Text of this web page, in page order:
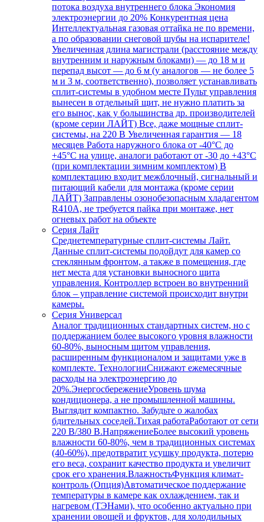
потока воздуха внутреннего блока Экономия
электроэнергии до 20% Конкурентная цена
Интеллектуальная газовая оттайка не по времени,
а по образовании снеговой шубы на испарителе!
Увеличенная длина магистрали (расстояние между
внутренним и наружным блоками) — до 18 м и
перепад высот — до 6 м (у аналогов — не более 5
м и 3 м, соответственно), позволяет устанавливать
сплит-системы в удобном месте Пульт управления
вынесен в отдельный щит, не нужно платить за
его вынос, как у большинства др. производителей
(кроме серии ЛАЙТ) Все, даже мощные сплит-
системы, на 220 В Увеличенная гарантия — 18
месяцев Работа наружного блока от -40°С до
+45°С на улице, аналоги работают от -30 до +43°С
(при комплектации зимним комплектом) В
комплектацию входит межблочный, сигнальный и
питающий кабели для монтажа (кроме серии
ЛАЙТ) Заправлены озонобезопасным хладагентом
R410A, не требуется пайка при монтаже, нет
огневых работ на объекте
Серия Лайт
Среднетемпературные сплит-системы Лайт.
Данные сплит-системы подойдут для камер со
стеклянным фронтом, а также в помещения, где
нет места для установки выносного щита
управления. Контроллер встроен во внутренний
блок – управление системой происходит внутри
камеры.
Серия Универсал
Аналог традиционных стандартных систем, но с
поддержанием более высокого уровня влажности
60-80%, выносным щитом управления,
расширенным функционалом и защитами уже в
комплекте. ТехнологииСнижают ежемесячные
расходы на электроэнергию до
20%.ЭнергосбережениеУровень шума
кондиционера, а не промышленной машины.
Выглядит компактно. Забудьте о жалобах
бдительных соседей.Тихая работаРаботают от сети
220 В/380 В.НапряжениеБолее высокий уровень
влажности 60-80%, чем в традиционных системах
(40-60%), предотвратит усушку продукта, потерю
его веса, сохранит качество продукта и увеличит
срок его хранения.ВлажностьФункция климат-
контроль (Опция)Автоматическое поддержание
температуры в камере как охлаждением, так и
нагревом (ТЭНами), что особенно актуально при
хранении овощей и фруктов, для холодильных